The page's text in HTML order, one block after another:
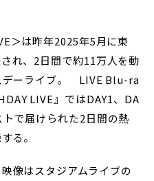
＞は昨年2025年5月に東
れ、2日間で約11万人を動
デーライブ。 LIVE Blu-ra
LIVE』ではDAY1、DA
で届けられた2日間の熱
る。
像はスタジアムライブの